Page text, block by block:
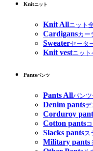
Knitニット
Knit Allニット
Cardigansカー
Sweaterセータ
Knit vestニット
Pantsパンツ
Pants Allパン
Denim pantsデ
Corduroy
Cotton pants
Slacks pantsス
Military pants